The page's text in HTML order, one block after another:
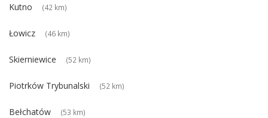
Kutno (42 km)
Łowicz (46 km)
Skierniewice (52 km)
Piotrków Trybunalski (52 km)
Bełchatów (53 km)